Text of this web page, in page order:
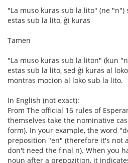
"La muso kuras sub la lito" (ne
estas sub la lito, ĝi kuras
Tamen
"La muso kuras sub la liton" (kun
estas sub la lito, sed ĝi kuras al
montras mocion al loko sub la lito.
In English (not exact):
From The official 16 rules of
themselves take the nominative
form). In your example, the word
preposition "en" (therefore it's not
don't need the final n). When you
noun after a prepozition, it